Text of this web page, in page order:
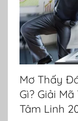
Mơ Thấy
Gì? Giải
Tâm Linh